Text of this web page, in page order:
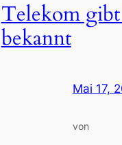
Telekom
bekannt
Mai 17,
von